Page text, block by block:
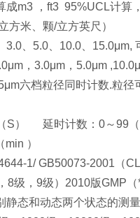
成m3 ，ft3 95%UCL计算
方米、颗/立方英尺）
3.0、5.0、10.0、15.0μm,
，3.0μm，5.0μm
六档粒径同时计数.粒径
S） 延时计数：0～99
）
1/ GB50073-2001（
8级，9级）2010版GMP
静态和动态两个状态的测